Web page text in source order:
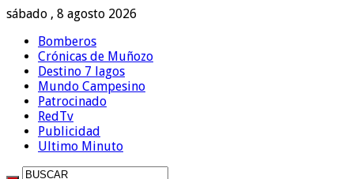
sábado , 8 agosto 2026
Bomberos
Crónicas de Muñozo
Destino 7 lagos
Mundo Campesino
Patrocinado
RedTv
Publicidad
Ultimo Minuto